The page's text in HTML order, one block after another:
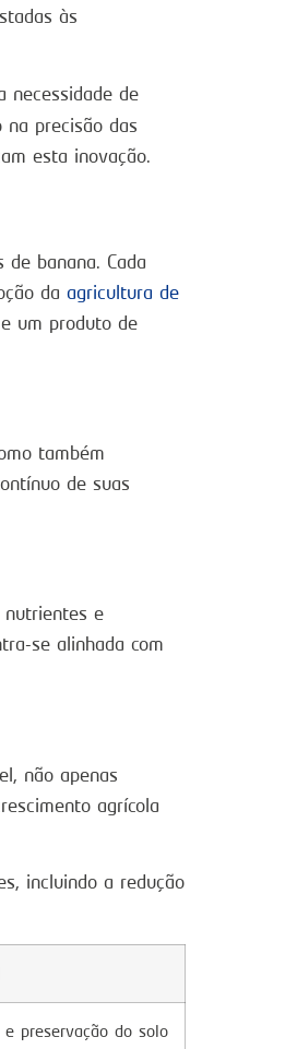
às
necessidade de
precisão das
esta inovação.
banana. Cada
da agricultura de
um produto de
também
de suas
nutrientes e
se alinhada com
não apenas
agrícola
incluindo a redução
preservação do solo